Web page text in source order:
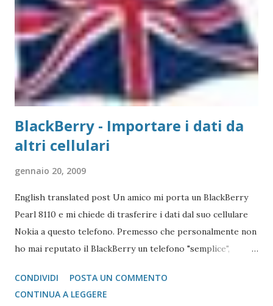
TP-Link, ovvero replicatori di porta USB su Lan, in quanto
non esiste un driver adatto. Detto questo, consideriamo la
stampante che vogliamo collegare al Mac. Il caso che
abbiamo usato nei precedenti post,...
BlackBerry - Importare i dati da
altri cellulari
gennaio 20, 2009
English translated post Un amico mi porta un BlackBerry
Pearl 8110 e mi chiede di trasferire i dati dal suo cellulare
Nokia a questo telefono. Premesso che personalmente non
ho mai reputato il BlackBerry un telefono "semplice",
l'idea di mandare i vcard via bluetooth (come si fa con quasi
tutti i Nokia e Samsung), l'unica alternativa è quella di
CONDIVIDI
POSTA UN COMMENTO
CONTINUA A LEGGERE